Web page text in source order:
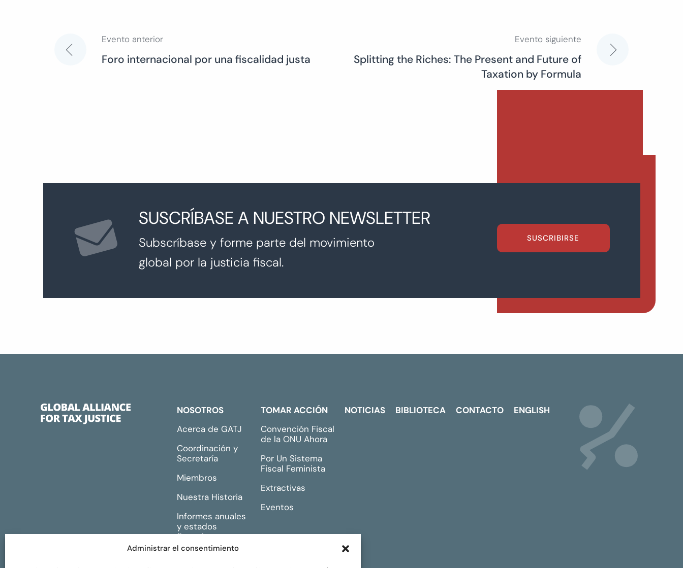
Administrar el consentimiento
Navegación
Evento anterior
Foro internacional por una fiscalidad justa
Evento siguiente
Splitting the Riches: The Present and Future of
Taxation by Formula
SUSCRÍBASE A NUESTRO NEWSLETTER
Subscríbase y forme parte del movimiento
global por la justicia fiscal.
SUSCRIBIRSE
NOSOTROS
Acerca de GATJ
Coordinación y
Secretaría
Miembros
Nuestra Historia
Informes anuales
y estados
financieros
TOMAR ACCIÓN
Convención Fiscal
de la ONU Ahora
Por Un Sistema
Fiscal Feminista
Extractivas
Eventos
NOTICIAS BIBLIOTECA CONTACTO ENGLISH